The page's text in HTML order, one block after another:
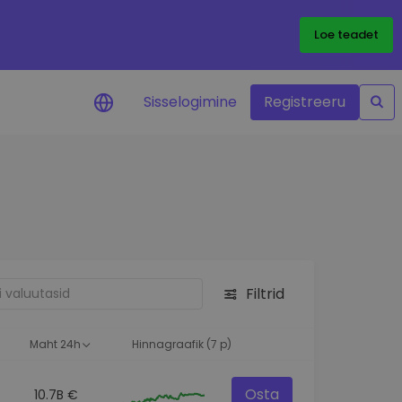
Loe teadet
Sisselogimine Registreeru
Filtrid
Maht 24h Hinnagraafik (7 p)
10.7B € Osta